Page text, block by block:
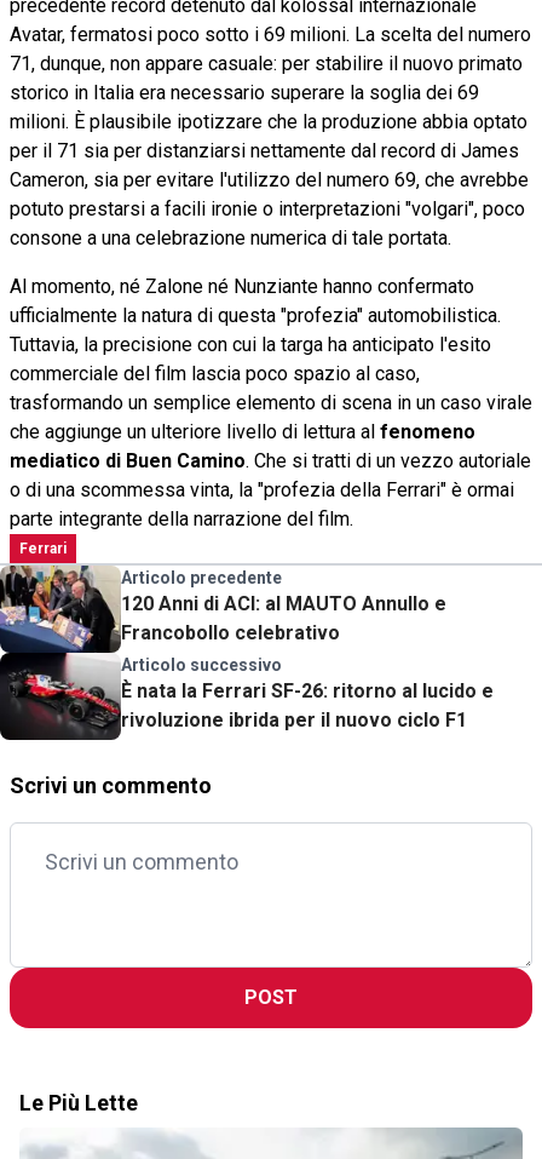
precedente record detenuto dal kolossal internazionale
Avatar, fermatosi poco sotto i 69 milioni. La scelta del numero
71, dunque, non appare casuale: per stabilire il nuovo primato
storico in Italia era necessario superare la soglia dei 69
milioni. È plausibile ipotizzare che la produzione abbia optato
per il 71 sia per distanziarsi nettamente dal record di James
Cameron, sia per evitare l'utilizzo del numero 69, che avrebbe
potuto prestarsi a facili ironie o interpretazioni "volgari", poco
consone a una celebrazione numerica di tale portata.
Al momento, né Zalone né Nunziante hanno confermato
ufficialmente la natura di questa "profezia" automobilistica.
Tuttavia, la precisione con cui la targa ha anticipato l'esito
commerciale del film lascia poco spazio al caso,
trasformando un semplice elemento di scena in un caso virale
che aggiunge un ulteriore livello di lettura al fenomeno
mediatico di Buen Camino. Che si tratti di un vezzo autoriale
o di una scommessa vinta, la "profezia della Ferrari" è ormai
parte integrante della narrazione del film.
Ferrari
Articolo precedente
120 Anni di ACI: al MAUTO Annullo e
Francobollo celebrativo
Articolo successivo
È nata la Ferrari SF-26: ritorno al lucido e
rivoluzione ibrida per il nuovo ciclo F1
Scrivi un commento
POST
Le Più Lette